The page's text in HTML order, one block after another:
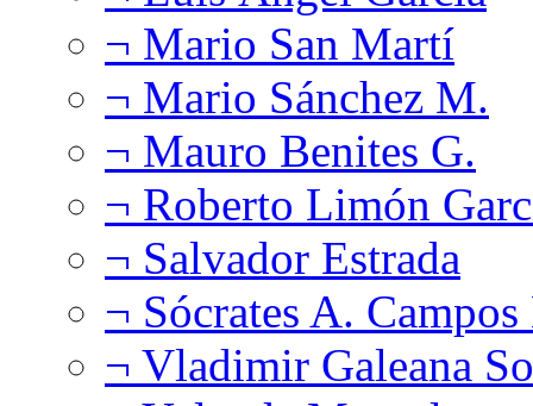
¬ Mario San Martí
¬ Mario Sánchez M.
¬ Mauro Benites G.
¬ Roberto Limón
¬ Salvador Estrada
¬ Sócrates A.
¬ Vladimir Galeana